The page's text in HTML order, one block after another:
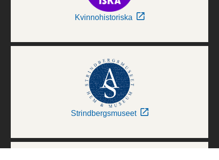
Kvinnohistoriska
Strindbergsmuseet